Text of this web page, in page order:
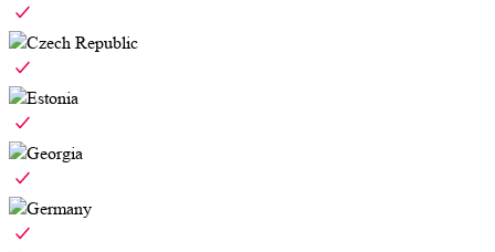
Czech Republic
Estonia
Georgia
Germany